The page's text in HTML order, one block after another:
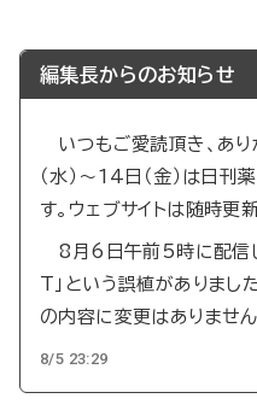
編集長からのお知らせ
いつもご愛読頂き、あり
（水）～14日（金）は日刊
す。ウェブサイトは随時更新
8月6日午前5時に配信
T」という誤植がありまし
の内容に変更はありません
8/5 23:29